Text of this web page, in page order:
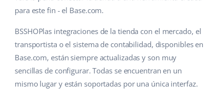
para este fin - el Base.com.
BSSHOPlas integraciones de la tienda con el mercado, el
transportista o el sistema de contabilidad, disponibles en
Base.com, están siempre actualizadas y son muy
sencillas de configurar. Todas se encuentran en un
mismo lugar y están soportadas por una única interfaz.